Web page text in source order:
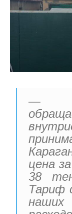
—
цена
38
Тариф
наших